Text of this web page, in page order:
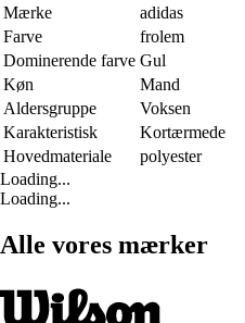
Mærke
adidas
Farve
frolem
Dominerende farve Gul
Køn
Mand
Aldersgruppe
Voksen
Karakteristisk
Kortærmede
Hovedmateriale
polyester
Loading...
Loading...
Alle vores mærker